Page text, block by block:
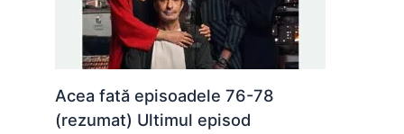
Acea fată episoadele 76-78
(rezumat) Ultimul episod